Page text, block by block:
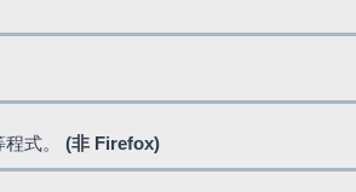
式。 (非 Firefox)